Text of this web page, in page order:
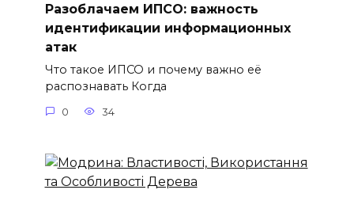
Разоблачаем ИПСО: важность
идентификации информационных
атак
Что такое ИПСО и почему важно её
распознавать Когда
0 34